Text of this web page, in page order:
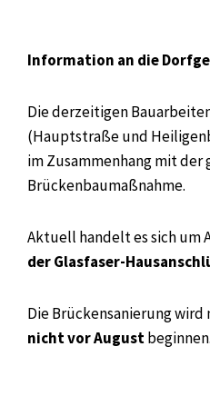
Information an die
Die derzeitigen
(Hauptstraße und
im Zusammenhang mit der
Brückenbaumaßnahme.
Aktuell handelt es sich um
der Glasfaser-
Die Brückensanierung
nicht vor Augustbeginnen.